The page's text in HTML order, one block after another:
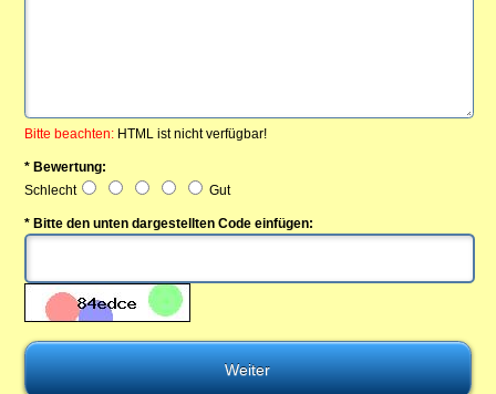
Bitte beachten: HTML ist nicht verfügbar!
* Bewertung:
Schlecht
Gut
* Bitte den unten dargestellten Code einfügen: